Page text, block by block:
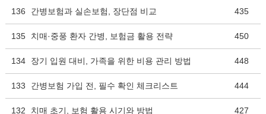
136 간병보험과 실손보험, 장단점 비교 435
135 치매·중풍 환자 간병, 보험금 활용 전략 450
134 장기 입원 대비, 가족을 위한 비용 관리 방법 448
133 간병보험 가입 전, 필수 확인 체크리스트 444
132 치매 초기, 보험 활용 시기와 방법 427